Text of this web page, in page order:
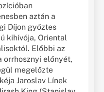
aztán a
Díjon győztes
kihívója, Oriental
Előbbi az
előnyét,
megelőzte
Jaroslav Línek